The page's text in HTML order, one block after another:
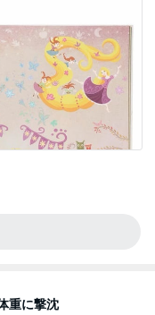
重に撃沈